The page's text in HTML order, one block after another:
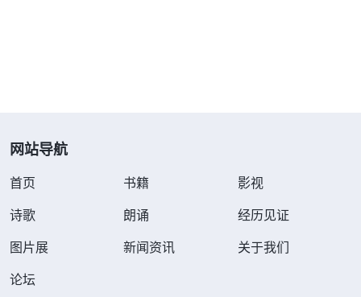
网站导航
首页 书籍
影视
诗歌
朗诵
经历见证
图片展
新闻资讯
关于我们
论坛